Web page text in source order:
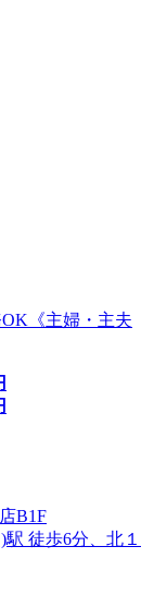
《主婦・主夫
B1F
徒歩6分、北１